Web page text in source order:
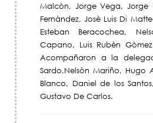
Malcòn, Jorge Vega, Jorge
Fernàndez, Josè Luis Di
Esteban Beracochea,
Capano, Luis Rubèn
Acompañaron a la
Sardo,Nelsòn Mariño, Hugo
Blanco, Daniel de los
Gustavo De Carlos.